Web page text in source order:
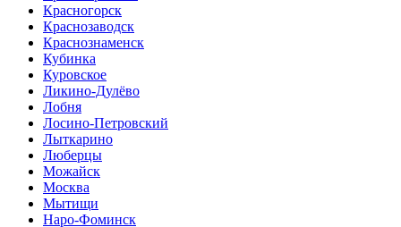
Красногорск
Краснозаводск
Краснознаменск
Кубинка
Куровское
Ликино-Дулёво
Лобня
Лосино-Петровский
Лыткарино
Люберцы
Можайск
Москва
Мытищи
Наро-Фоминск